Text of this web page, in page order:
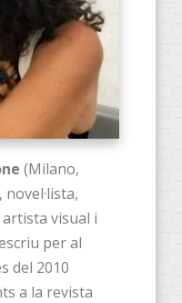
(Milano,
novel·lista,
visual i
per al
del 2010
a la revista